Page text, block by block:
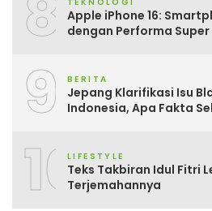
Apple iPhone 16:
dengan Performa
9 BERITA
Jepang Klarifikasi Isu
Indonesia, Apa Fakta
10LIFESTYLE
Teks Takbiran Idul Fitri
Terjemahannya